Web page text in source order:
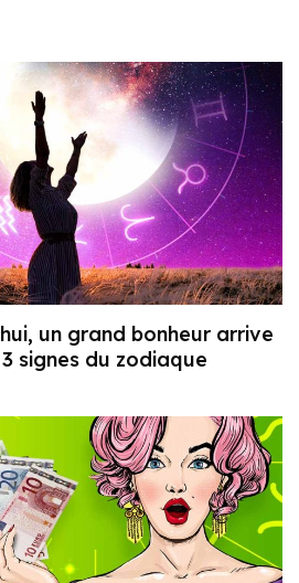
un grand bonheur arrive
signes du zodiaque